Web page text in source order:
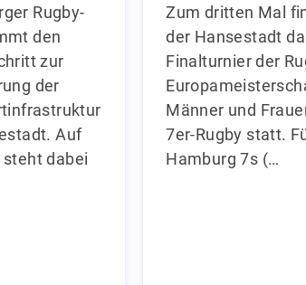
Rugby-
den
zur
der
Auf
dabei
Zum dritten Mal
der Hansestadt
Finalturnier der
Männer und
7er-Rugby statt.
Hamburg 7s (…